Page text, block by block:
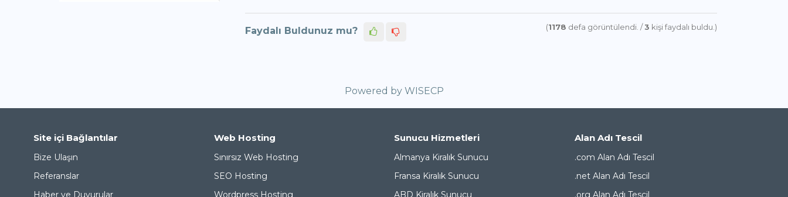
Faydalı Buldunuz mu? (1178 defa görüntülendi. /3 kişi faydalı buldu.)
Powered by WISECP
Site içi Bağlantılar
Bize Ulaşın
Referanslar
Haber ve Duyurular
Web Hosting
Sınırsız Web Hosting
SEO Hosting
Wordpress Hosting
Sunucu Hizmetleri
Almanya Kiralık Sunucu
Fransa Kiralık Sunucu
ABD Kiralık Sunucu
Alan Adı Tescil
.com Alan Adı Tescil
.net Alan Adı Tescil
.org Alan Adı Tescil